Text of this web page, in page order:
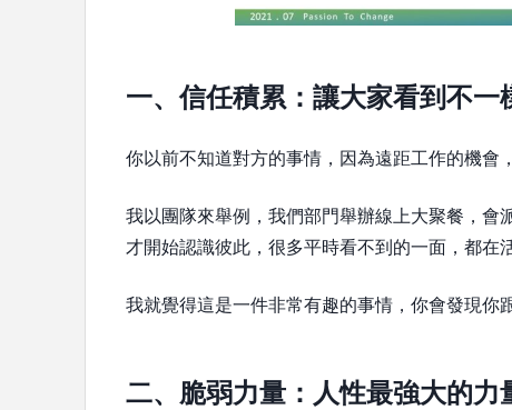
一、信任積累：讓大家看到不一
你以前不知道對方的事情，因為遠距工作的機會
我以團隊來舉例，我們部門舉辦線上大聚餐，會
才開始認識彼此，很多平時看不到的一面，都在
我就覺得這是一件非常有趣的事情，你會發現你
二、脆弱力量：人性最強大的力